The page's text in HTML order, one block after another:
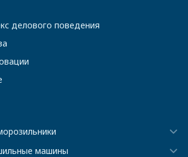
делового поведения
машины